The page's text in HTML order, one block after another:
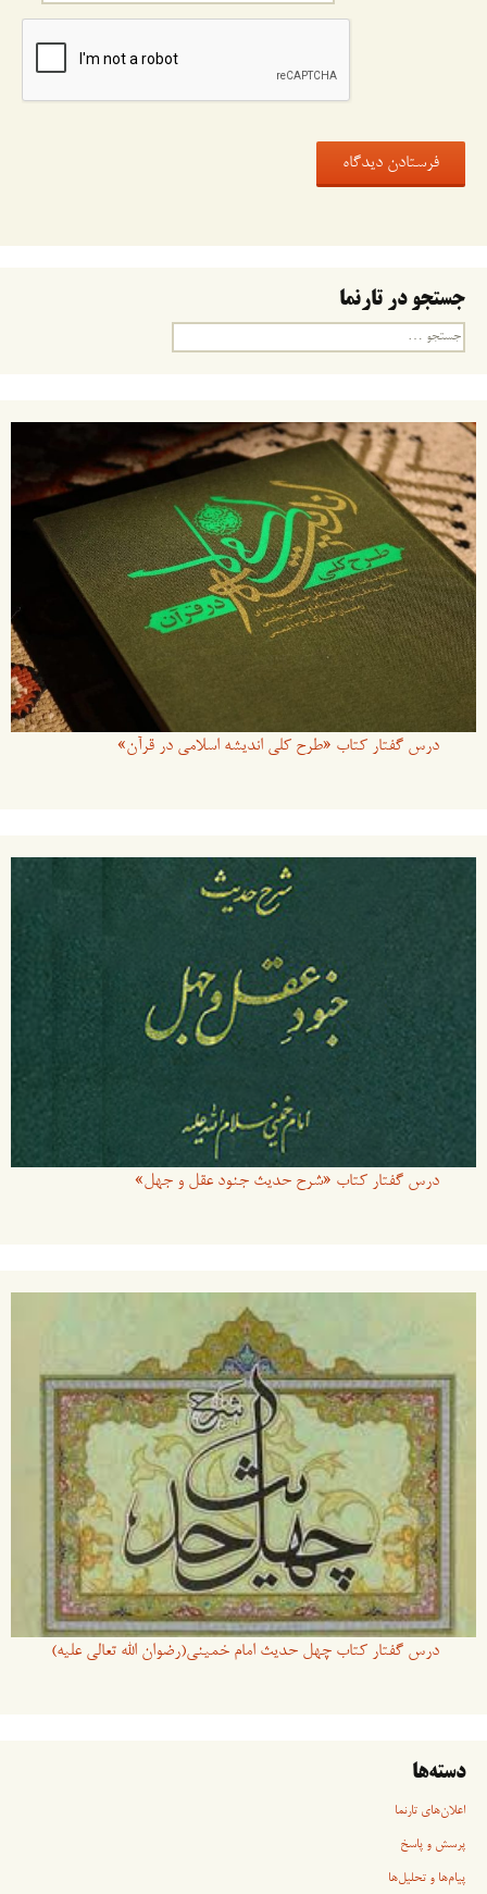
جستجو در تارنما
جستجو
درس گفتار کتاب «طرح کلی اندیشه اسلامی در قرآن»
درس گفتار کتاب «شرح حدیث جنود عقل و جهل»
درس گفتار کتاب چهل حدیث امام خمینی(رضوان الله تعالی علیه)
دسته‌ها
اعلان‌های تارنما
پرسش و پاسخ
پیام‌ها و تحلیل‌ها